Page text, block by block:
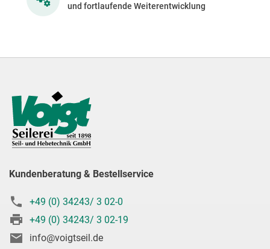
und fortlaufende Weiterentwicklung
Kundenberatung & Bestellservice
+49 (0) 34243/ 3 02-0
+49 (0) 34243/ 3 02-19
info@voigtseil.de